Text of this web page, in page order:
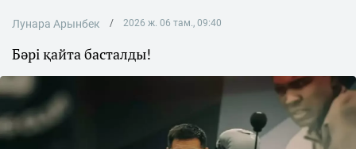
Лунара Арынбек 2026 ж. 06 там., 09:40
Бәрі қайта басталды!